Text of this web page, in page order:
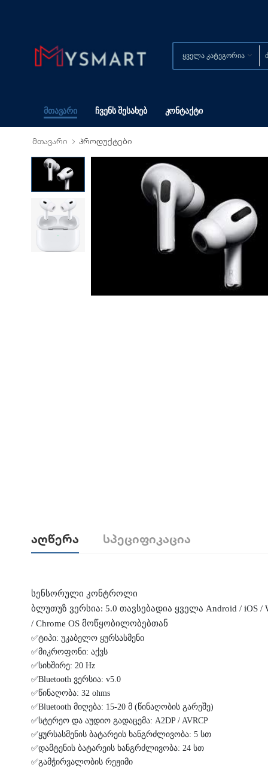
Მთავარი Ჩვენს Შესახებ Კონტაქტი
მთავარი პროდუქტები
Აღწერა Სპეციფიკაცია
სენსორული კონტროლი
ბლუთუზ ვერსია: 5.0 თავსებადია ყველა Android / iOS /
/ Chrome OS მოწყობილობებთან
✅ტიპი: უკაბელო ყურსასმენი
✅მიკროფონი: აქვს
✅სიხშირე: 20 Hz
✅Bluetooth ვერსია: v5.0
✅წინაღობა: 32 ohms
✅Bluetooth მიღება: 15-20 მ (წინაღობის გარეშე)
✅სტერეო და აუდიო გადაცემა: A2DP / AVRCP
✅ყურსასმენის ბატარეის ხანგრძლივობა: 5 სთ
✅დამტენის ბატარეის ხანგრძლივობა: 24 სთ
✅გამჭირვალობის რეჟიმი